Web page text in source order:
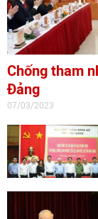
Chống tham
Đảng
07/03/2023